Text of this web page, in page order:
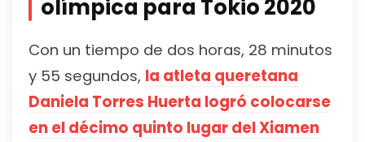
olímpica para Tokio 2020
Con un tiempo de dos horas, 28 minutos
y 55 segundos, la atleta queretana
Daniela Torres Huerta logró colocarse
en el décimo quinto lugar del Xiamen